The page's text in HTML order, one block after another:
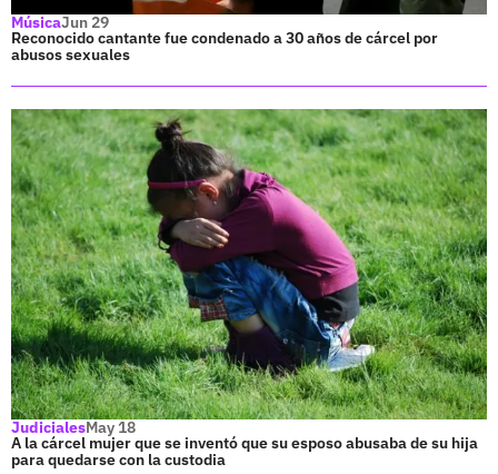
MúsicaJun 29
Reconocido cantante fue condenado a 30 años de cárcel por
abusos sexuales
JudicialesMay 18
A la cárcel mujer que se inventó que su esposo abusaba de su hija
para quedarse con la custodia